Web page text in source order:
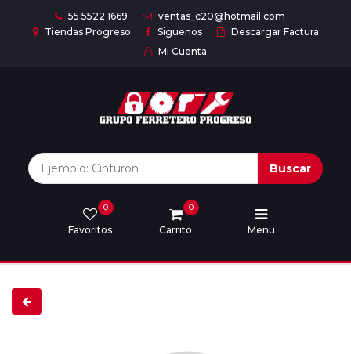
55 5522 1669
ventas_c20@hotmail.com
Tiendas Progreso
Siguenos
Descargar Factura
Mi Cuenta
Buscar
Favoritos
0
Carrito
0
Menu
Marcas
Descargar